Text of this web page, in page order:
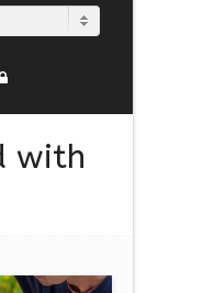
with